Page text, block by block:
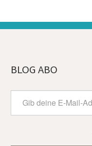
BLOG ABO
deine
E-